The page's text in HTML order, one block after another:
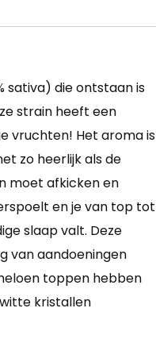
sativa) die ontstaan is
strain heeft een
vruchten! Het aroma is
zo heerlijk als de
moet afkicken en
en je van top tot
slaap valt. Deze
van aandoeningen
toppen hebben
kristallen